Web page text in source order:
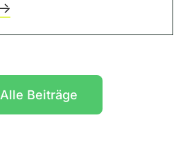
Alle Beiträge